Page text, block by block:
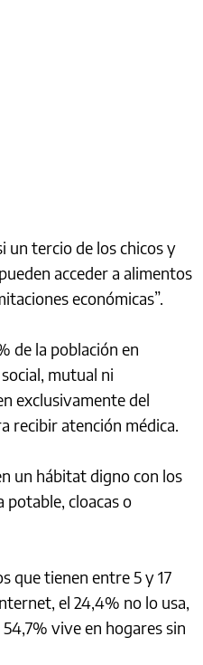
un tercio de los chicos y
acceder a alimentos
económicas”.
de la población en
mutual ni
exclusivamente del
recibir atención médica.
un hábitat digno con los
potable, cloacas o
que tienen entre 5 y 17
el 24,4% no lo usa,
vive en hogares sin